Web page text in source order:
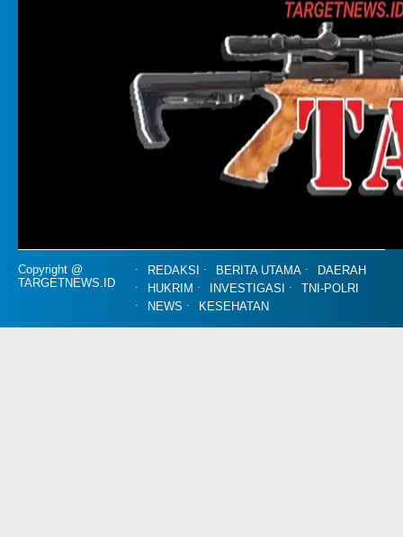
Copyright @
TARGETNEWS.ID
REDAKSI BERITA UTAMA
DAERAH
HUKRIM
INVESTIGASI
TNI-POLRI
NEWS
KESEHATAN